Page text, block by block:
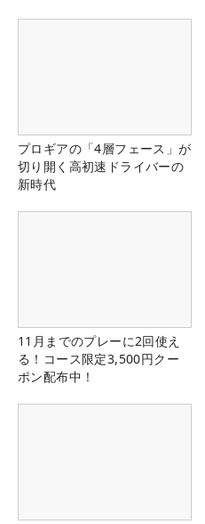
プロギアの「4層フェース」が
切り開く高初速ドライバーの
新時代
11月までのプレーに2回使え
る！コース限定3,500円クー
ポン配布中！